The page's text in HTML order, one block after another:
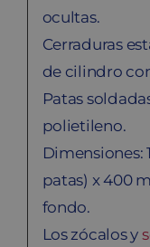
ocultas.
Cerraduras
de cilindro
Patas
polietileno.
Dimensiones:
patas) x 400
fondo.
Los zócalos y